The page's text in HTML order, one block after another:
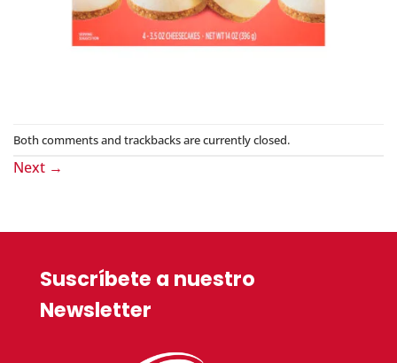
Both comments and trackbacks are currently closed.
Next →
Suscríbete a nuestro
Newsletter